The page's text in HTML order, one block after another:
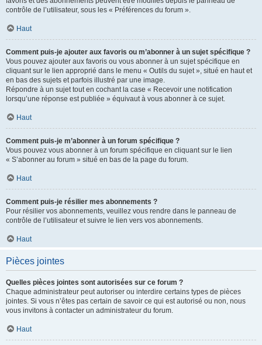
contrôle de l’utilisateur, sous les « Préférences du forum ».
Haut
Comment puis-je ajouter aux favoris ou m’abonner à un sujet spécifique ?
Vous pouvez ajouter aux favoris ou vous abonner à un sujet spécifique en
cliquant sur le lien approprié dans le menu « Outils du sujet », situé en haut et
en bas des sujets et parfois illustré par une image.
Répondre à un sujet tout en cochant la case « Recevoir une notification
lorsqu’une réponse est publiée » équivaut à vous abonner à ce sujet.
Haut
Comment puis-je m’abonner à un forum spécifique ?
Vous pouvez vous abonner à un forum spécifique en cliquant sur le lien
« S’abonner au forum » situé en bas de la page du forum.
Haut
Comment puis-je résilier mes abonnements ?
Pour résilier vos abonnements, veuillez vous rendre dans le panneau de
contrôle de l’utilisateur et suivre le lien vers vos abonnements.
Haut
Pièces jointes
Quelles pièces jointes sont autorisées sur ce forum ?
Chaque administrateur peut autoriser ou interdire certains types de pièces
jointes. Si vous n’êtes pas certain de savoir ce qui est autorisé ou non, nous
vous invitons à contacter un administrateur du forum.
Haut